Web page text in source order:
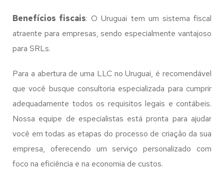
Benefícios fiscais: O Uruguai tem um sistema fiscal
atraente para empresas, sendo especialmente vantajoso
para SRLs.
Para a abertura de uma LLC no Uruguai, é recomendável
que você busque consultoria especializada para cumprir
adequadamente todos os requisitos legais e contábeis.
Nossa equipe de especialistas está pronta para ajudar
você em todas as etapas do processo de criação da sua
empresa, oferecendo um serviço personalizado com
foco na eficiência e na economia de custos.